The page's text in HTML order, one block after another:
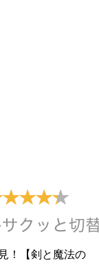
！【剣と魔法の